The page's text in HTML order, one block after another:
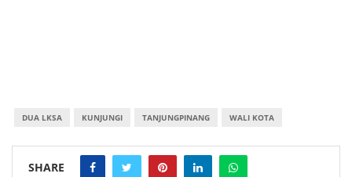
DUA LKSA KUNJUNGI TANJUNGPINANG WALI KOTA
SHARE